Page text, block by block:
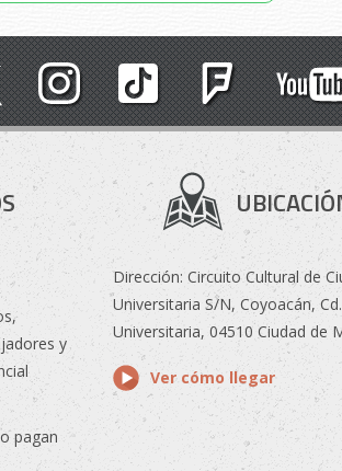
y
pagan
Dirección: Circuito Cultural de
Universitaria S/N, Coyoacán, Cd.
Universitaria, 04510 Ciudad de
Ver cómo llegar